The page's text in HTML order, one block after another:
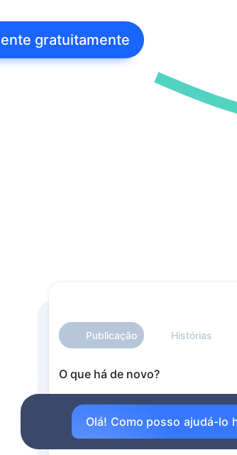
notícias do
aumentando
gratuitamente
Publicação Histórias
O que há de novo?
Olá! Como posso ajudá-lo